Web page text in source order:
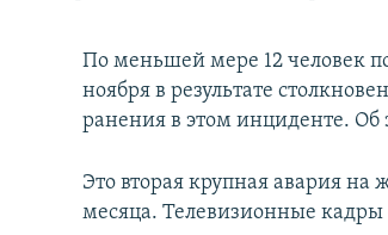
По меньшей мере 12 человек
ноября в результате
ранения в этом инциденте. Об
Это вторая крупная авария на
месяца. Телевизионные